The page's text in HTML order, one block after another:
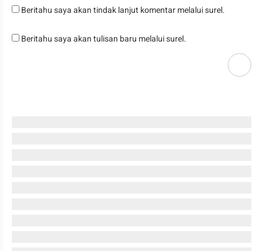
Beritahu saya akan tindak lanjut komentar melalui surel.
Beritahu saya akan tulisan baru melalui surel.